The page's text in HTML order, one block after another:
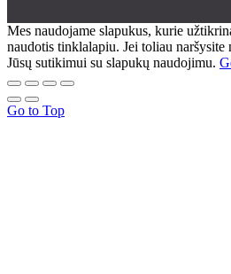
Mes naudojame slapukus, kurie
naudotis tinklalapiu. Jei toliau
Jūsų sutikimui su slapukų naudojimu.
Go to Top